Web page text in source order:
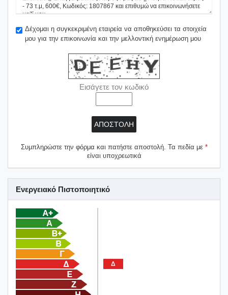
Δέχομαι η συγκεκριμένη εταιρεία να αποθηκεύσει τα στοιχεία
μου για την επικοινωνία και την μελλοντική ενημέρωση μου
Εισάγετε τον κωδικό
ΑΠΟΣΤΟΛΗ
Συμπληρώστε την φόρμα και πατήστε αποστολή. Τα πεδία με *
είναι υποχρεωτικά
Ενεργειακό Πιστοποιητικό
Δ